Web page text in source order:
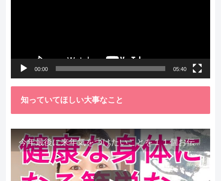
00:00 05:40
知っていてほしい大事なこと
今年最後に来年気をつけたいことを１１個お伝えします。